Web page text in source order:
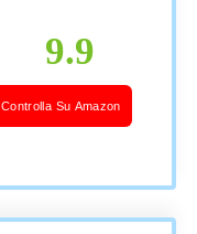
9.9
Controlla Su Amazon